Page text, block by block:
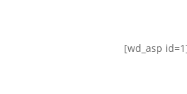
[wd_asp